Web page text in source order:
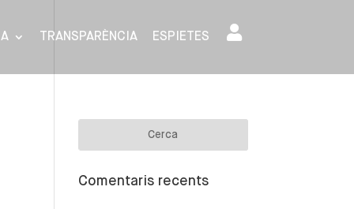
TRANSPARÈNCIA ESPIETES
Comentaris recents